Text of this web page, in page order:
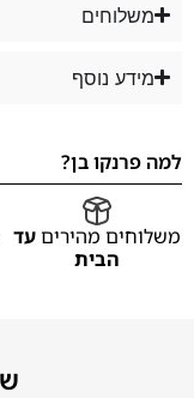
משלוחים
מידע נוסף
למה פרנקו בן?
משלוחים מהיריםעד
הבית